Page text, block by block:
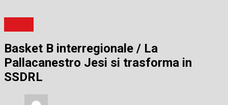
Basket B interregionale / La
Pallacanestro Jesi si trasforma in
SSDRL